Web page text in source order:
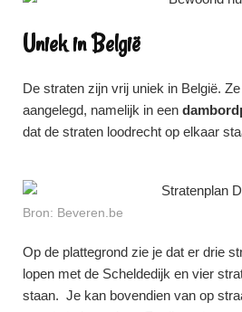
Uniek in België
De straten zijn vrij uniek in België.
aangelegd, namelijk in een
dat de straten loodrecht op elkaar
Bron: Beveren.be
Op de plattegrond zie je dat er drie
lopen met de Scheldedijk en vier
staan. Je kan bovendien van op